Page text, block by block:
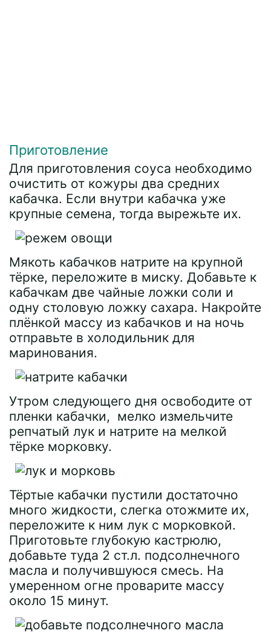
Приготовление
Для приготовления соуса необходимо
очистить от кожуры два средних
кабачка. Если внутри кабачка уже
крупные семена, тогда вырежьте их.
Мякоть кабачков натрите на крупной
тёрке, переложите в миску. Добавьте к
кабачкам две чайные ложки соли и
одну столовую ложку сахара. Накройте
плёнкой массу из кабачков и на ночь
отправьте в холодильник для
маринования.
Утром следующего дня освободите от
пленки кабачки, мелко измельчите
репчатый лук и натрите на мелкой
тёрке морковку.
Тёртые кабачки пустили достаточно
много жидкости, слегка отожмите их,
переложите к ним лук с морковкой.
Приготовьте глубокую кастрюлю,
добавьте туда 2 ст.л. подсолнечного
масла и получившуюся смесь. На
умеренном огне проварите массу
около 15 минут.